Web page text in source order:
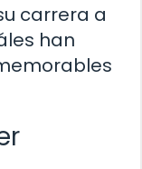
carrera a
han